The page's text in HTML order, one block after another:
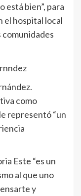
está bien”, para
el hospital local
comunidades
como
representó “un
Este “es un
al que uno
y